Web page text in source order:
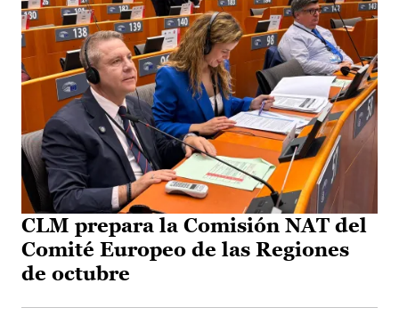
CLM prepara la Comisión NAT del
Comité Europeo de las Regiones
de octubre